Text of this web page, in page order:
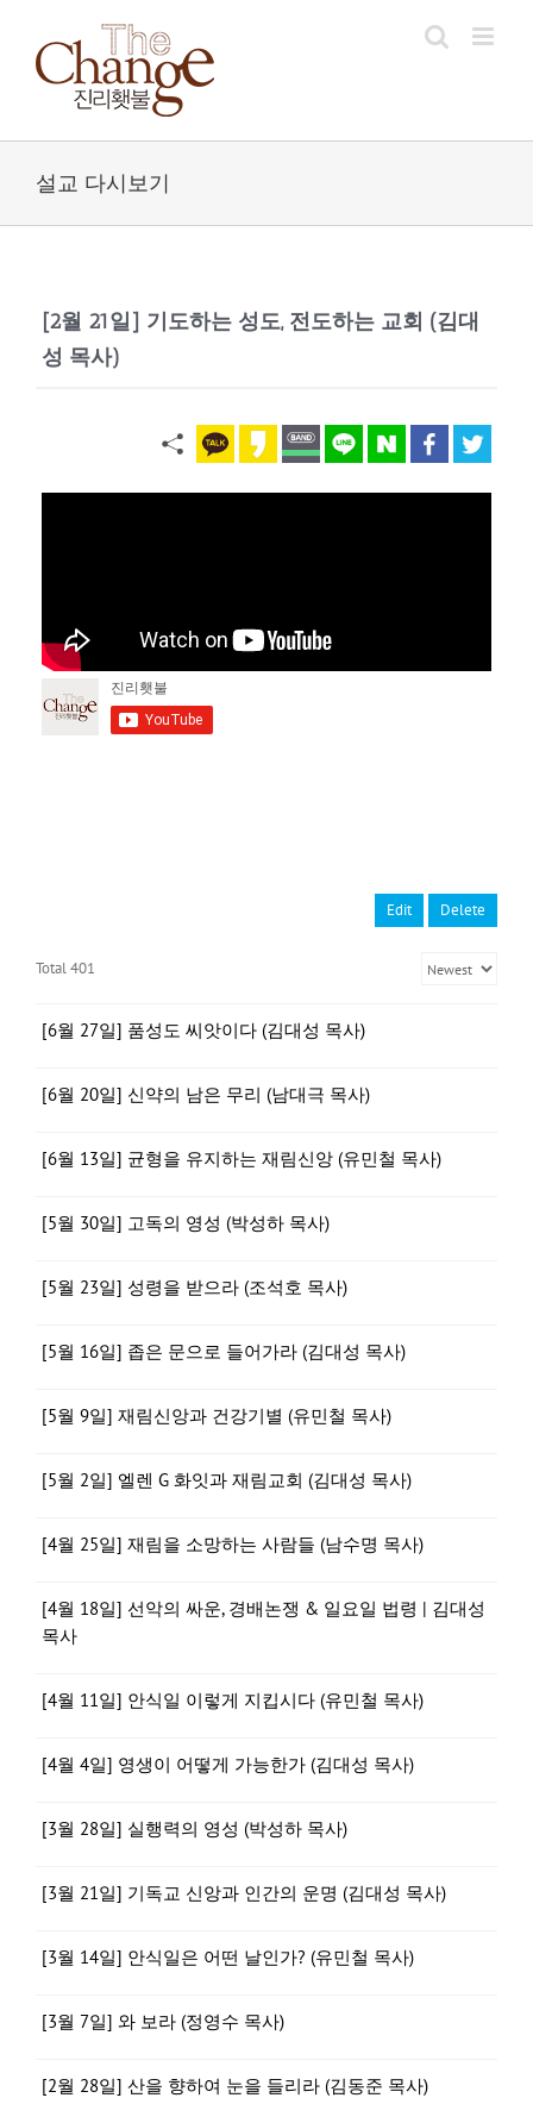
content
설교 다시보기
[2월 21일] 기도하는 성도, 전도하는 교회 (김대
성 목사)
Edit Delete
Total 401
[6월 27일] 품성도 씨앗이다 (김대성 목사)
[6월 20일] 신약의 남은 무리 (남대극 목사)
[6월 13일] 균형을 유지하는 재림신앙 (유민철 목사)
[5월 30일] 고독의 영성 (박성하 목사)
[5월 23일] 성령을 받으라 (조석호 목사)
[5월 16일] 좁은 문으로 들어가라 (김대성 목사)
[5월 9일] 재림신앙과 건강기별 (유민철 목사)
[5월 2일] 엘렌 G 화잇과 재림교회 (김대성 목사)
[4월 25일] 재림을 소망하는 사람들 (남수명 목사)
[4월 18일] 선악의 싸운, 경배논쟁 & 일요일 법령 | 김대성
목사
[4월 11일] 안식일 이렇게 지킵시다 (유민철 목사)
[4월 4일] 영생이 어떻게 가능한가 (김대성 목사)
[3월 28일] 실행력의 영성 (박성하 목사)
[3월 21일] 기독교 신앙과 인간의 운명 (김대성 목사)
[3월 14일] 안식일은 어떤 날인가? (유민철 목사)
[3월 7일] 와 보라 (정영수 목사)
[2월 28일] 산을 향하여 눈을 들리라 (김동준 목사)